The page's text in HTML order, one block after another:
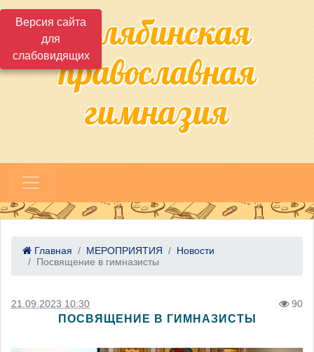
Версия сайта
для
слабовидящихЧелябинская
православная
гимназия
Главная МЕРОПРИЯТИЯ
Новости
Посвящение в гимназисты
21.09.2023 10:30 90
ПОСВЯЩЕНИЕ В ГИМНАЗИСТЫ